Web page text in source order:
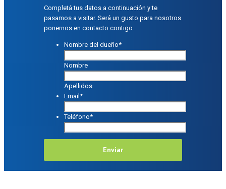
Completá tus datos a continuación y te
pasamos a visitar. Será un gusto para nosotros
ponernos en contacto contigo.
Nombre del dueño*
Nombre
Apellidos
Email *
Teléfono*